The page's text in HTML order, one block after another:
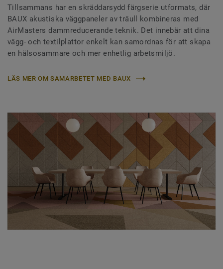
Tillsammans har en skräddarsydd färgserie utformats, där
BAUX akustiska väggpaneler av träull kombineras med
AirMasters dammreducerande teknik. Det innebär att dina
vägg- och textilplattor enkelt kan samordnas för att skapa
en hälsosammare och mer enhetlig arbetsmiljö.
LÄS MER OM SAMARBETET MED BAUX